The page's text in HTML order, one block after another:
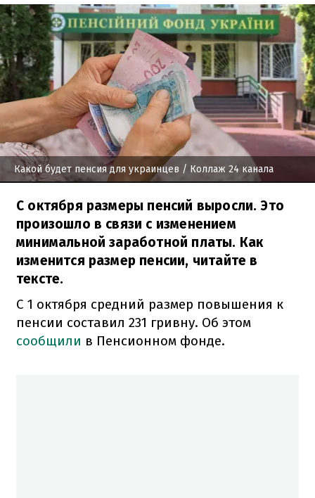
Какой будет пенсия для украинцев / Коллаж 24 канала
С октября размеры пенсий выросли. Это
произошло в связи с изменением
минимальной заработной платы. Как
изменится размер пенсии, читайте в
тексте.
С 1 октября средний размер повышения к
пенсии составил 231 гривну. Об этом
сообщили в Пенсионном фонде.